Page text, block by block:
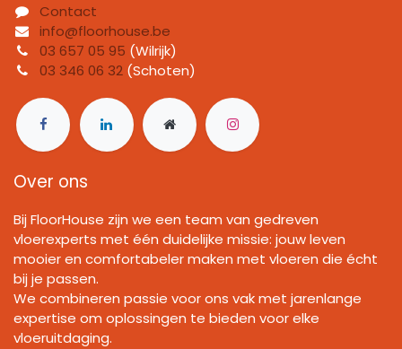
Contact
info@floorhouse.be
03 657 05 95 (Wilrijk)
03 346 06 32 (Schoten)
Over ons
Bij FloorHouse zijn we een team van gedreven
vloerexperts met één duidelijke missie: jouw leven
mooier en comfortabeler maken met vloeren die écht
bij je passen.
We combineren passie voor ons vak met jarenlange
expertise om oplossingen te bieden voor elke
vloeruitdaging.